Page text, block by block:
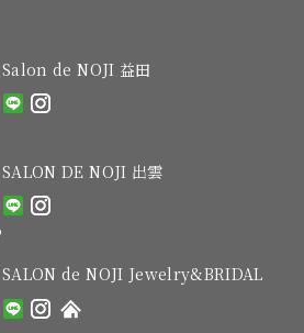
Salon de NOJI 益田
SALON DE NOJI 出雲
SALON de NOJI Jewelry&BRIDAL